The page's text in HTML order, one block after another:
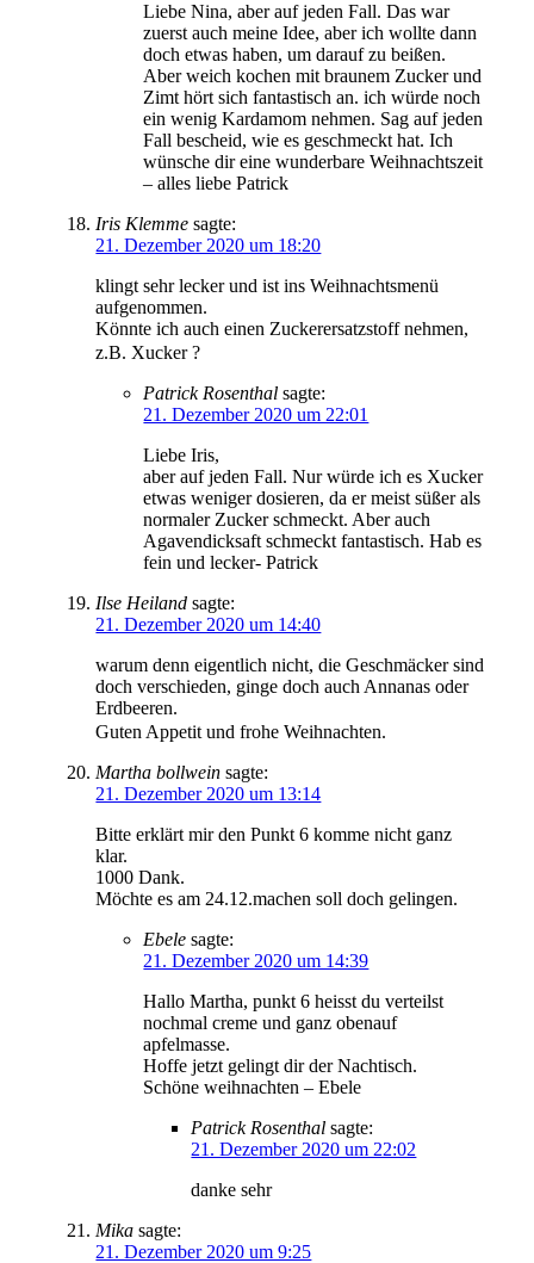
Liebe Nina, aber auf jeden Fall. Das war
zuerst auch meine Idee, aber ich wollte dann
doch etwas haben, um darauf zu beißen.
Aber weich kochen mit braunem Zucker und
Zimt hört sich fantastisch an. ich würde noch
ein wenig Kardamom nehmen. Sag auf jeden
Fall bescheid, wie es geschmeckt hat. Ich
wünsche dir eine wunderbare Weihnachtszeit
– alles liebe Patrick
Iris Klemme sagte:
21. Dezember 2020 um 18:20
klingt sehr lecker und ist ins Weihnachtsmenü
aufgenommen.
Könnte ich auch einen Zuckerersatzstoff nehmen,
z.B. Xucker ?
Patrick Rosenthal sagte:
21. Dezember 2020 um 22:01
Liebe Iris,
aber auf jeden Fall. Nur würde ich es Xucker
etwas weniger dosieren, da er meist süßer als
normaler Zucker schmeckt. Aber auch
Agavendicksaft schmeckt fantastisch. Hab es
fein und lecker- Patrick
Ilse Heiland sagte:
21. Dezember 2020 um 14:40
warum denn eigentlich nicht, die Geschmäcker sind
doch verschieden, ginge doch auch Annanas oder
Erdbeeren.
Guten Appetit und frohe Weihnachten.
Martha bollwein sagte:
21. Dezember 2020 um 13:14
Bitte erklärt mir den Punkt 6 komme nicht ganz
klar.
1000 Dank.
Möchte es am 24.12.machen soll doch gelingen.
Ebele sagte:
21. Dezember 2020 um 14:39
Hallo Martha, punkt 6 heisst du verteilst
nochmal creme und ganz obenauf
apfelmasse.
Hoffe jetzt gelingt dir der Nachtisch.
Schöne weihnachten – Ebele
Patrick Rosenthal sagte:
21. Dezember 2020 um 22:02
danke sehr
Mika sagte:
21. Dezember 2020 um 9:25